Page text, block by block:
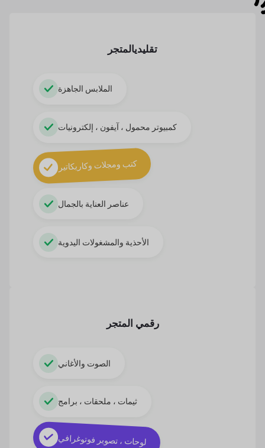
تقليديالمتجر
الملابس الجاهزة
كمبيوتر محمول ، آيفون ، إلكترونيات
كتب ومجلات وكاريكاتير
عناصر العناية بالجمال
الأحذية والمشغولات اليدوية
رقمي المتجر
الصوت والأغاني
ثيمات ، ملحقات ، برامج
لوحات ، تصوير فوتوغرافي